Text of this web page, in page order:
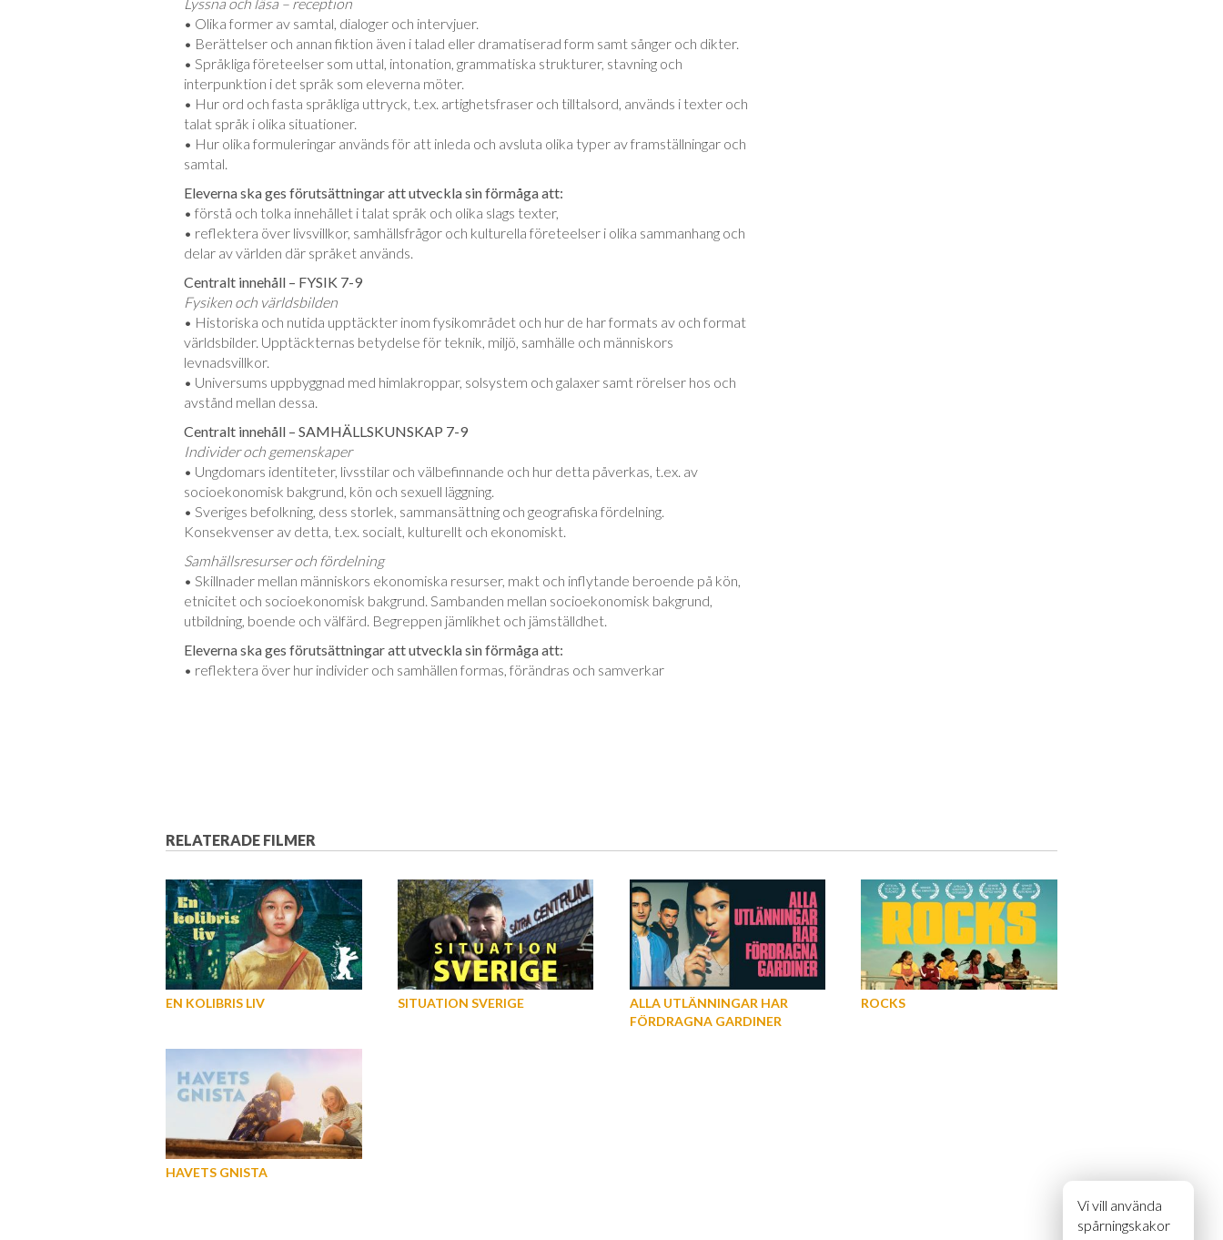
Vi vill använda
spårningskakor
• Olika former av samtal, dialoger och intervjuer.
• Berättelser och annan fiktion även i talad eller dramatiserad form samt sånger och dikter.
• Språkliga företeelser som uttal, intonation, grammatiska strukturer, stavning och
interpunktion i det språk som eleverna möter.
• Hur ord och fasta språkliga uttryck, t.ex. artighetsfraser och tilltalsord, används i texter och
talat språk i olika situationer.
• Hur olika formuleringar används för att inleda och avsluta olika typer av framställningar och
samtal.
Eleverna ska ges förutsättningar att utveckla sin förmåga att:
• förstå och tolka innehållet i talat språk och olika slags texter,
• reflektera över livsvillkor, samhällsfrågor och kulturella företeelser i olika sammanhang och
delar av världen där språket används.
Centralt innehåll – FYSIK 7-9
Fysiken och världsbilden
• Historiska och nutida upptäckter inom fysikområdet och hur de har formats av och format
världsbilder. Upptäckternas betydelse för teknik, miljö, samhälle och människors
levnadsvillkor.
• Universums uppbyggnad med himlakroppar, solsystem och galaxer samt rörelser hos och
avstånd mellan dessa.
Centralt innehåll – SAMHÄLLSKUNSKAP 7-9
Individer och gemenskaper
• Ungdomars identiteter, livsstilar och välbefinnande och hur detta påverkas, t.ex. av
socioekonomisk bakgrund, kön och sexuell läggning.
• Sveriges befolkning, dess storlek, sammansättning och geografiska fördelning.
Konsekvenser av detta, t.ex. socialt, kulturellt och ekonomiskt.
Samhällsresurser och fördelning
• Skillnader mellan människors ekonomiska resurser, makt och inflytande beroende på kön,
etnicitet och socioekonomisk bakgrund. Sambanden mellan socioekonomisk bakgrund,
utbildning, boende och välfärd. Begreppen jämlikhet och jämställdhet.
Eleverna ska ges förutsättningar att utveckla sin förmåga att:
• reflektera över hur individer och samhällen formas, förändras och samverkar
RELATERADE FILMER
EN KOLIBRIS LIV SITUATION SVERIGE
ALLA UTLÄNNINGAR HAR
FÖRDRAGNA GARDINER
ROCKS
HAVETS GNISTA